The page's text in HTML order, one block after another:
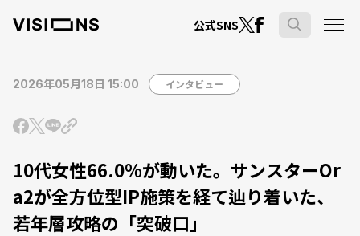
公式SNS
2026年05月18日 15:00 インタビュー
10代女性66.0%が動いた。サンスターOr
a2が全方位型IP施策を経て辿り着いた、
若年層攻略の「突破口」